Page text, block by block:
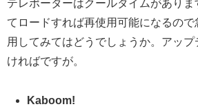
テレポーターはクールタイムがあり
てロードすれば再使用可能になるの
用してみてはどうでしょうか。アッ
ければですが。
Kaboom!